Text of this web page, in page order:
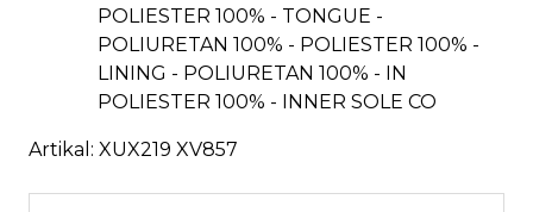
POLIESTER 100% - TONGUE -
POLIURETAN 100% - POLIESTER 100% -
LINING - POLIURETAN 100% - IN
POLIESTER 100% - INNER SOLE CO
Artikal: XUX219 XV857